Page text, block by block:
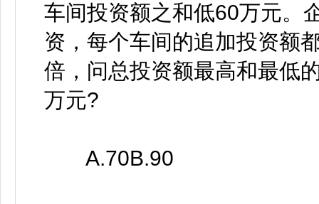
车间投资额之和低60万元。
资，每个车间的追加投资额
倍，问总投资额最高和最低
万元?
A.70B.90